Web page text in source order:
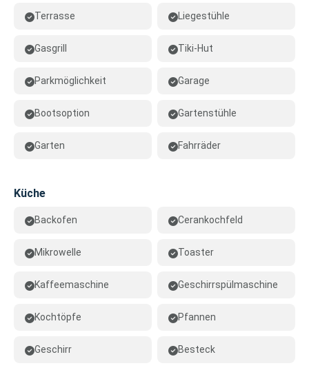
Terrasse Liegestühle
Gasgrill Tiki-Hut
Parkmöglichkeit Garage
Bootsoption Gartenstühle
Garten Fahrräder
Küche
Backofen Cerankochfeld
Mikrowelle Toaster
Kaffeemaschine Geschirrspülmaschine
Kochtöpfe Pfannen
Geschirr Besteck